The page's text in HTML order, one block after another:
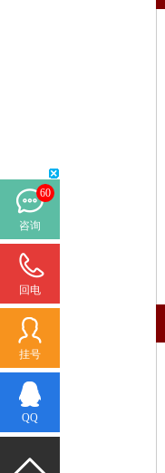
60
咨询
回电
挂号
QQ